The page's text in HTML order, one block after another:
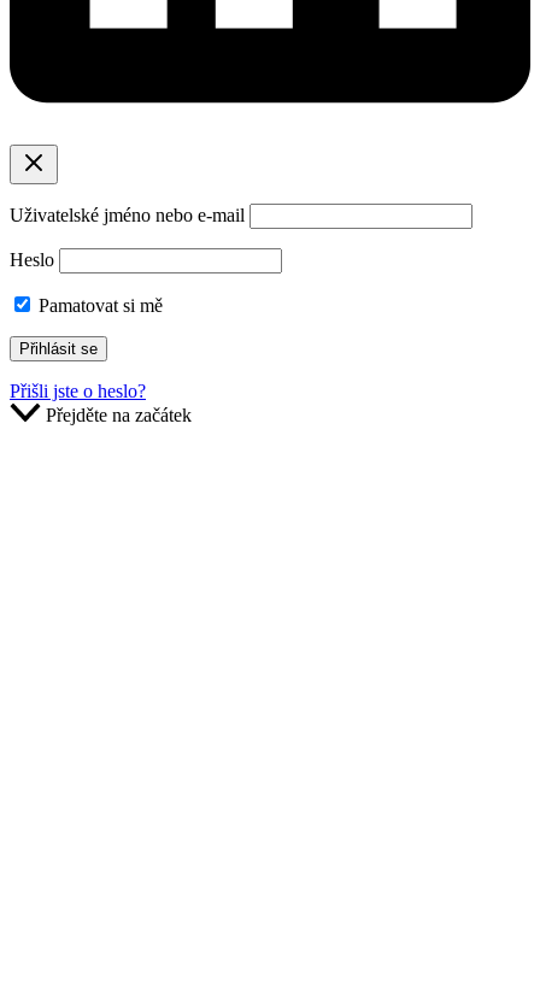
Uživatelské jméno nebo e-mail
Heslo
Pamatovat si mě
Přišli jste o heslo?
Přejděte na začátek